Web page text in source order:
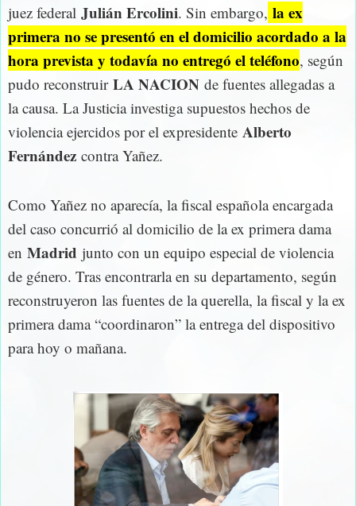
juez federal Julián Ercolini. Sin embargo, la ex
primera no se presentó en el domicilio acordado a la
hora prevista y todavía no entregó el teléfono, según
pudo reconstruir LA NACION de fuentes allegadas a
la causa. La Justicia investiga supuestos hechos de
violencia ejercidos por el expresidente Alberto
Fernández contra Yañez.
Como Yañez no aparecía, la fiscal española encargada
del caso concurrió al domicilio de la ex primera dama
en Madrid junto con un equipo especial de violencia
de género. Tras encontrarla en su departamento, según
reconstruyeron las fuentes de la querella, la fiscal y la ex
primera dama “coordinaron” la entrega del dispositivo
para hoy o mañana.